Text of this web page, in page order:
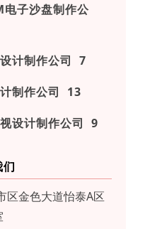
子沙盘制作公
计制作公司 7
制作公司 13
设计制作公司 9
区金色大道怡泰A区